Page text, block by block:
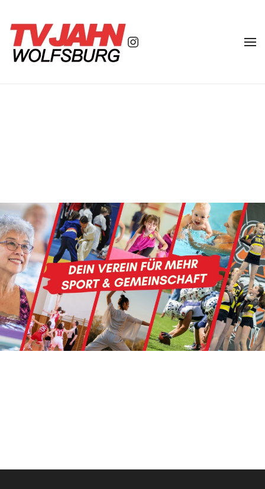
Zum Hauptinhalt springen